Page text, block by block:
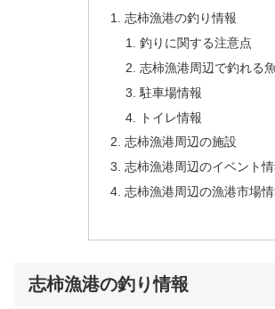
志柿漁港の釣り情報
釣りに関する注意点
志柿漁港周辺で釣れる魚
駐車場情報
トイレ情報
志柿漁港周辺の施設
志柿漁港周辺のイベント
志柿漁港周辺の漁港市場
志柿漁港の釣り情報